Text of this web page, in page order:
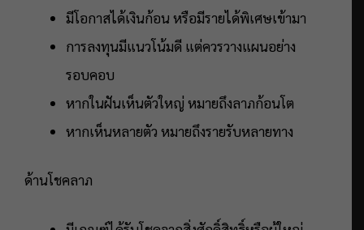
มีโอกาสได้เงินก้อน หรือมีรายได้พิเศษเข้ามา
การลงทุนมีแนวโน้มดี แต่ควรวางแผนอย่าง
รอบคอบ
หากในฝันเห็นตัวใหญ่ หมายถึงลาภก้อนโต
หากเห็นหลายตัว หมายถึงรายรับหลายทาง
ด้านโชคลาภ